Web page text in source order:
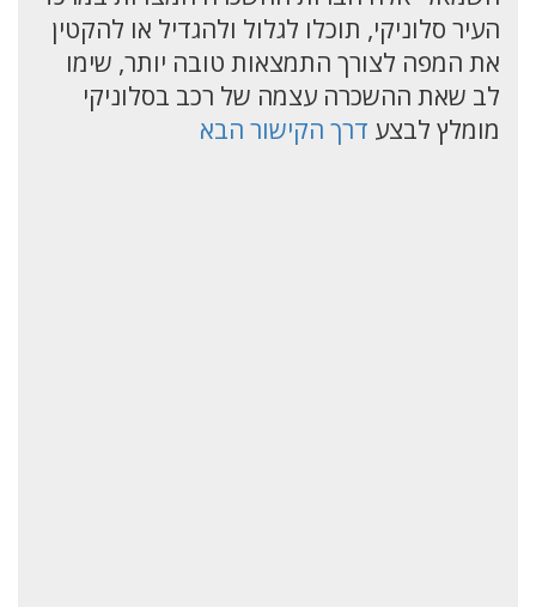
העיר סלוניקי, תוכלו לגלול ולהגדיל או להקטין
את המפה לצורך התמצאות טובה יותר, שימו
לב שאת ההשכרה עצמה של רכב בסלוניקי
מומלץ לבצע דרך הקישור הבא